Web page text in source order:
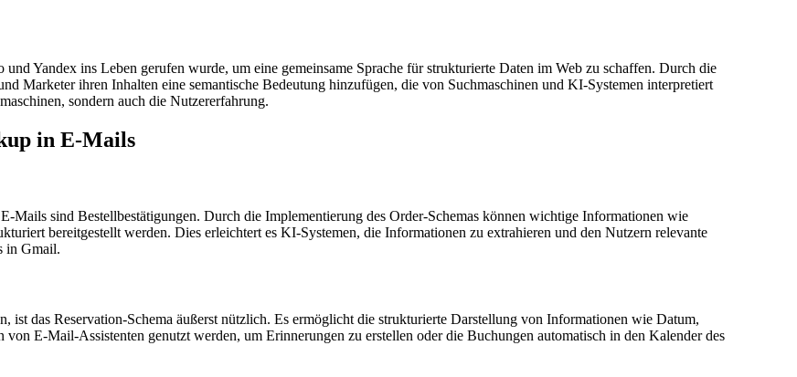
Yandex ins Leben gerufen wurde, um eine gemeinsame Sprache für strukturierte Daten im Web zu schaffen. Durch die
Marketer ihren Inhalten eine semantische Bedeutung hinzufügen, die von Suchmaschinen und KI-Systemen interpretiert
sondern auch die Nutzererfahrung.
in E-Mails
Mails sind Bestellbestätigungen. Durch die Implementierung des Order-Schemas können wichtige Informationen wie
bereitgestellt werden. Dies erleichtert es KI-Systemen, die Informationen zu extrahieren und den Nutzern relevante
in Gmail.
ist das Reservation-Schema äußerst nützlich. Es ermöglicht die strukturierte Darstellung von Informationen wie Datum,
E-Mail-Assistenten genutzt werden, um Erinnerungen zu erstellen oder die Buchungen automatisch in den Kalender des